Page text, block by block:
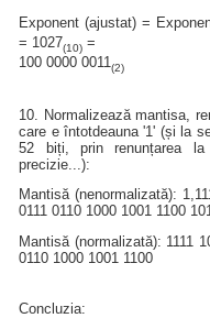
Exponent (ajustat) =
= 1027(10) =
100 0000 0011(2)
10. Normalizează mantisa,
care e întotdeauna '1' (și la
52 biți, prin renunțarea
precizie...):
Mantisă (nenormalizată):
0111 0110 1000 1001 1100
Mantisă (normalizată): 1111
0110 1000 1001 1100
Concluzia: